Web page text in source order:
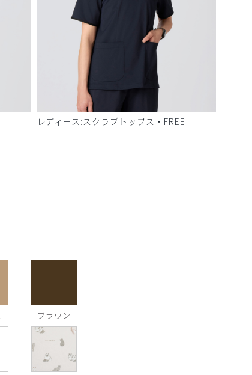
レディース:スクラブトップス・FREE
ブラウン